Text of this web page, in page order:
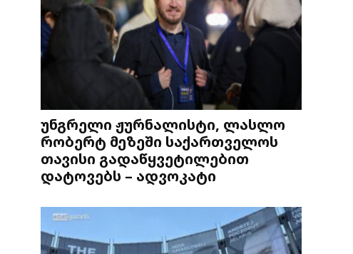
უნგრელი ჟურნალისტი, ლასლო
რობერტ მეზეში საქართველოს
თავისი გადაწყვეტილებით
დატოვებს – ადვოკატი